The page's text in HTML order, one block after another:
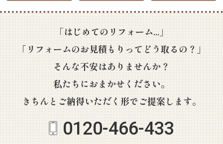
「はじめてのリフォーム...」
「リフォームのお見積もりってどう取るの？」
そんな不安はありませんか？
私たちにおまかせください。
きちんとご納得いただく形でご提案します。
0120-466-433